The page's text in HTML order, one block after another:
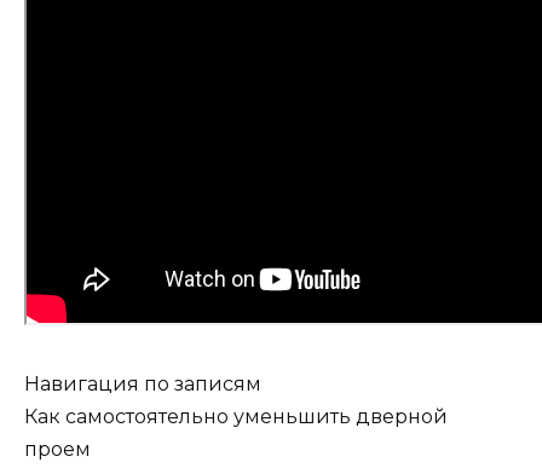
Навигация по записям
Как самостоятельно уменьшить дверной
проем